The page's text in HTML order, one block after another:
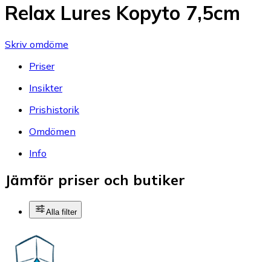
Relax Lures Kopyto 7,5cm
Skriv omdöme
Priser
Insikter
Prishistorik
Omdömen
Info
Jämför priser och butiker
Alla filter